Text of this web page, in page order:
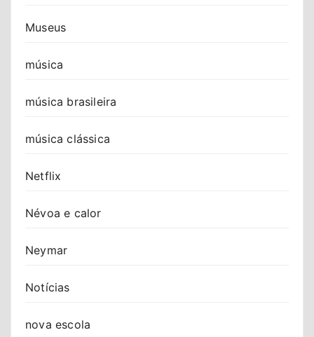
Museus
música
música brasileira
música clássica
Netflix
Névoa e calor
Neymar
Notícias
nova escola